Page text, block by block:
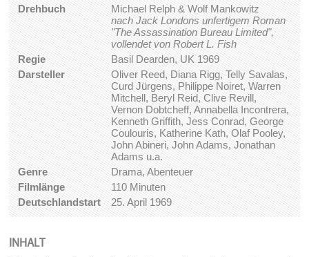
Drehbuch
Michael Relph & Wolf Mankowitz
nach Jack Londons unfertigem Roman
"The Assassination Bureau Limited",
vollendet von Robert L. Fish
Regie
Basil Dearden, UK 1969
Darsteller
Oliver Reed, Diana Rigg, Telly Savalas,
Curd Jürgens, Philippe Noiret, Warren
Mitchell, Beryl Reid, Clive Revill,
Vernon Dobtcheff, Annabella Incontrera,
Kenneth Griffith, Jess Conrad, George
Coulouris, Katherine Kath, Olaf Pooley,
John Abineri, John Adams, Jonathan
Adams u.a.
Genre
Drama, Abenteuer
Filmlänge
110 Minuten
Deutschlandstart
25. April 1969
INHALT